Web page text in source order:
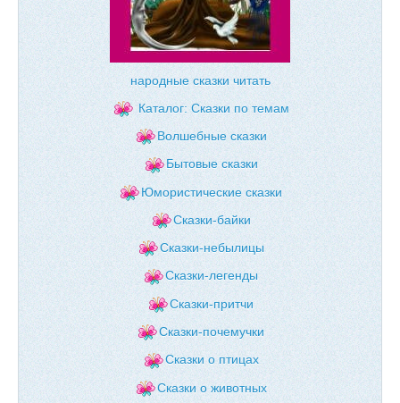
народные сказки читать
Каталог: Сказки по темам
Волшебные сказки
Бытовые сказки
Юмористические сказки
Сказки-байки
Сказки-небылицы
Сказки-легенды
Сказки-притчи
Сказки-почемучки
Сказки о птицах
Сказки о животных